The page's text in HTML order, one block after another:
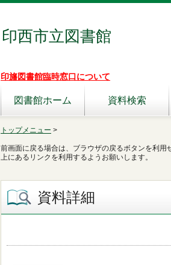
印西市立図書館
印旛図書館臨時窓口について
図書館ホーム 資料検索
トップメニュー >
前画面に戻る場合は、ブラウザの戻るボタンを利用
上にあるリンクを利用するようお願いします。
資料詳細